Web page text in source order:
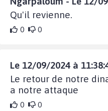
Qu'il revienne.
0 0
Le 12/09/2024 à
Le retour de notre
a notre attaque
0 0